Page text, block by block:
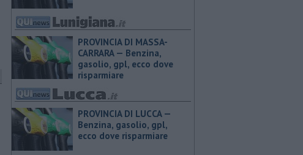
PROVINCIA DI MASSA-
CARRARA — ​Benzina,
gasolio, gpl, ecco dove
risparmiare
PROVINCIA DI LUCCA — ​
Benzina, gasolio, gpl,
ecco dove risparmiare